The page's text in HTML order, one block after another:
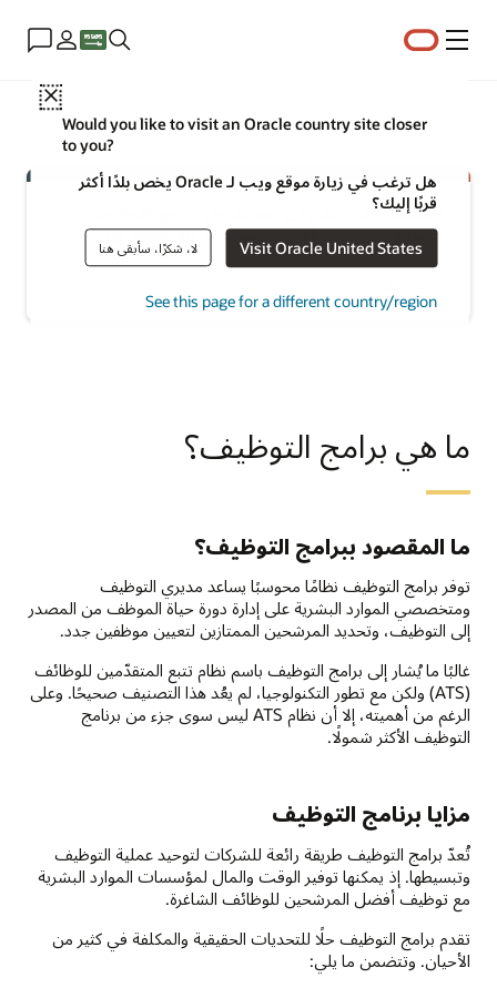
القائمة
Close
Would you like to visit an Oracle country site closer
to you?
هل ترغب في زيارة موقع ويب لـ Oracle يخص بلدًا أكثر
قربًا إليك؟
Visit Oracle United States لا، شكرًا، سأبقى هنا
See this page for a different country/region
اكتشف كيف يمكن أن يساعد حل برامج التوظيف
الشامل في جذب أفضل المواهب والاحتفاظ بها
ما هي برامج التوظيف؟
ما المقصود ببرامج التوظيف؟
توفر برامج التوظيف نظامًا محوسبًا يساعد مديري التوظيف
ومتخصصي الموارد البشرية على إدارة دورة حياة الموظف من المصدر
إلى التوظيف، وتحديد المرشحين الممتازين لتعيين موظفين جدد.
غالبًا ما يُشار إلى برامج التوظيف باسم نظام تتبع المتقدّمين للوظائف
(ATS) ولكن مع تطور التكنولوجيا، لم يعُد هذا التصنيف صحيحًا. وعلى
الرغم من أهميته، إلا أن نظام ATS ليس سوى جزء من برنامج
التوظيف الأكثر شمولًا.
مزايا برنامج التوظيف
تُعدّ برامج التوظيف طريقة رائعة للشركات لتوحيد عملية التوظيف
وتبسيطها. إذ يمكنها توفير الوقت والمال لمؤسسات الموارد البشرية
مع توظيف أفضل المرشحين للوظائف الشاغرة.
تقدم برامج التوظيف حلًا للتحديات الحقيقية والمكلفة في كثير من
الأحيان. وتتضمن ما يلي: